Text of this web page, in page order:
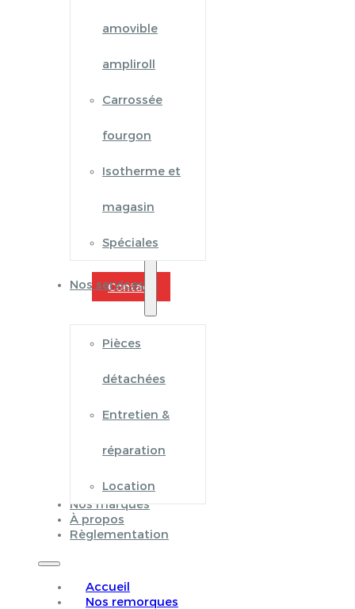
amovible
ampliroll
Carrossée
fourgon
Isotherme et
magasin
Spéciales
Nos services
Pièces
détachées
Entretien &
réparation
Location
Nos marques
À propos
Règlementation
Accueil
Nos remorques
Contact